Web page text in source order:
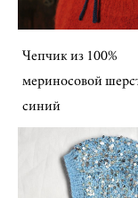
Чепчик из 100%
мериносовой
синий